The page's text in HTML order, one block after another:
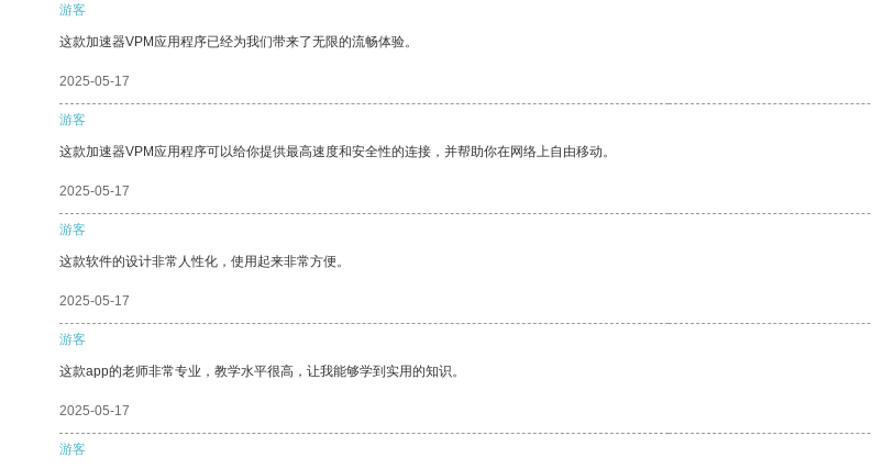
游客
这款加速器VPM应用程序已经为我们带来了无限的流畅体验。
2025-05-17
游客
这款加速器VPM应用程序可以给你提供最高速度和安全性的连接，并帮助你在网络上自由移动。
2025-05-17
游客
这款软件的设计非常人性化，使用起来非常方便。
2025-05-17
游客
这款app的老师非常专业，教学水平很高，让我能够学到实用的知识。
2025-05-17
游客